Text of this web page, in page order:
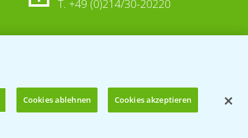
T. +49 (0)214/30-20220
Cookies ablehnen Cookies akzeptieren